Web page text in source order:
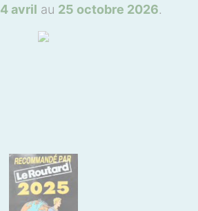
4 avril au 25 octobre 2026.